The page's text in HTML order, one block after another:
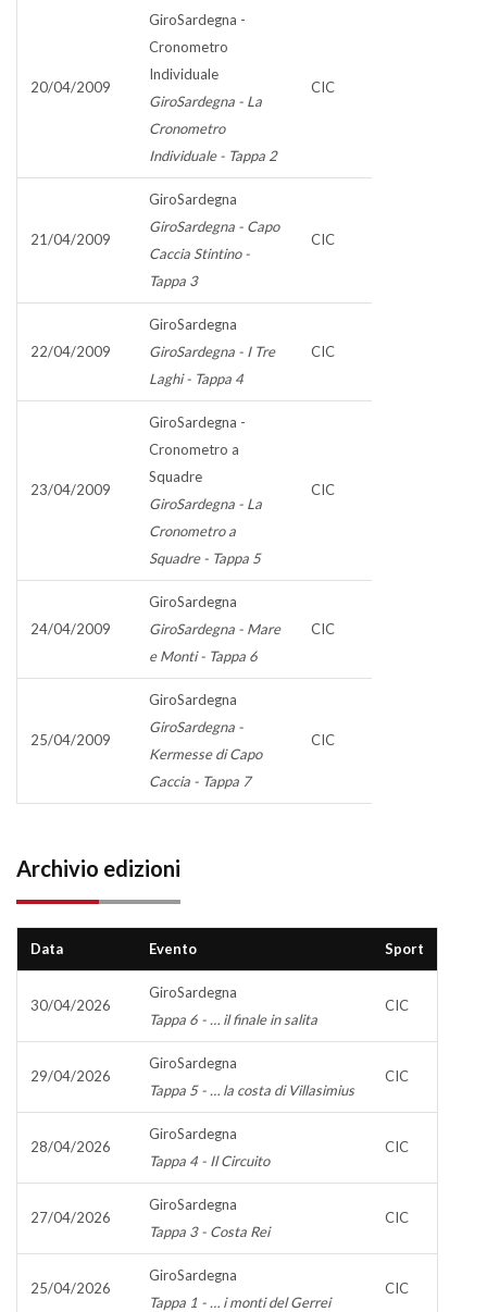
20/04/2009
GiroSardegna -
Cronometro
Individuale
GiroSardegna - La
Cronometro
Individuale - Tappa 2
CIC
21/04/2009
GiroSardegna
GiroSardegna - Capo
Caccia Stintino -
Tappa 3
CIC
22/04/2009
GiroSardegna
GiroSardegna - I Tre
Laghi - Tappa 4
CIC
23/04/2009
GiroSardegna -
Cronometro a
Squadre
GiroSardegna - La
Cronometro a
Squadre - Tappa 5
CIC
24/04/2009
GiroSardegna
GiroSardegna - Mare
e Monti - Tappa 6
CIC
25/04/2009
GiroSardegna
GiroSardegna -
Kermesse di Capo
Caccia - Tappa 7
CIC
Archivio edizioni
Data Evento Sport
30/04/2026
GiroSardegna
Tappa 6 - … il finale in salita
CIC
29/04/2026
GiroSardegna
Tappa 5 - … la costa di Villasimius
CIC
28/04/2026
GiroSardegna
Tappa 4 - Il Circuito
CIC
27/04/2026
GiroSardegna
Tappa 3 - Costa Rei
CIC
25/04/2026
GiroSardegna
Tappa 1 - … i monti del Gerrei
CIC